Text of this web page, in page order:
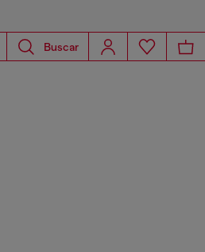
Buscar